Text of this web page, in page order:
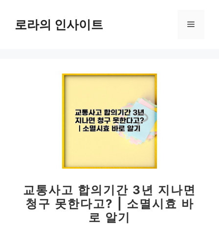
로라의 인사이트 메
교통사고 합의기간 3년 지나면
청구 못한다고? | 소멸시효 바
로 알기